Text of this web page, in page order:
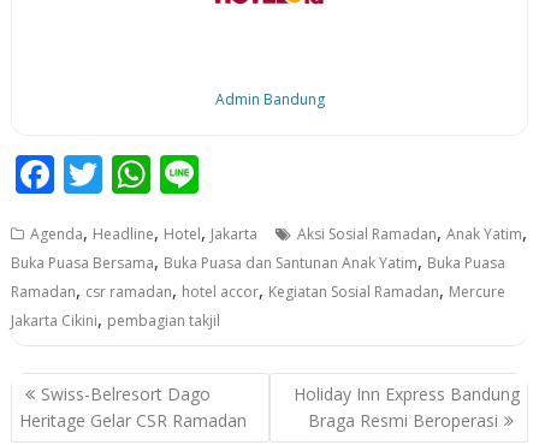
Admin Bandung
F
e
b
o
o
k
T
itt
er
W
at
s
A
p
p
e
Agenda, Headline, Hotel, Jakarta Aksi Sosial Ramadan,Anak Yatim,
Buka Puasa Bersama, Buka Puasa dan Santunan Anak Yatim, Buka Puasa
Ramadan, csr ramadan, hotel accor, Kegiatan Sosial Ramadan, Mercure
Jakarta Cikini, pembagian takjil
P
o
Swiss-Belresort Dago
Heritage Gelar CSR Ramadan
Holiday Inn Express Bandung
Braga Resmi Beroperasi